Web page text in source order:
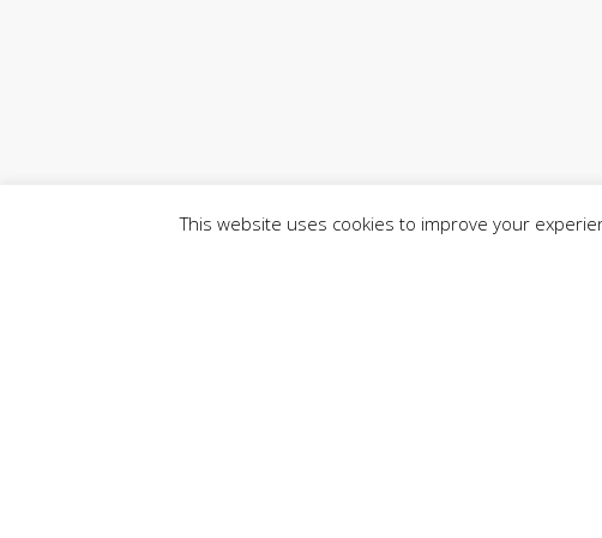
This website uses cookies to improve your